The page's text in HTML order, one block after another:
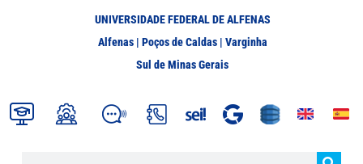
UNIVERSIDADE FEDERAL DE ALFENAS
Alfenas | Poços de Caldas | Varginha
Sul de Minas Gerais